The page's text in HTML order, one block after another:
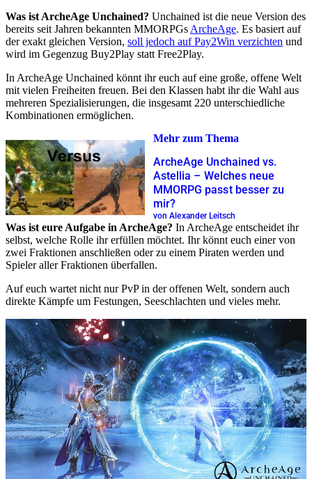
Was ist ArcheAge Unchained? Unchained ist die neue Version des
bereits seit Jahren bekannten MMORPGs ArcheAge. Es basiert auf
der exakt gleichen Version, soll jedoch auf Pay2Win verzichten und
wird im Gegenzug Buy2Play statt Free2Play.
In ArcheAge Unchained könnt ihr euch auf eine große, offene Welt
mit vielen Freiheiten freuen. Bei den Klassen habt ihr die Wahl aus
mehreren Spezialisierungen, die insgesamt 220 unterschiedliche
Kombinationen ermöglichen.
Mehr zum Thema
ArcheAge Unchained vs.
Astellia – Welches neue
MMORPG passt besser zu
mir?
von Alexander Leitsch
Was ist eure Aufgabe in ArcheAge? In ArcheAge entscheidet ihr
selbst, welche Rolle ihr erfüllen möchtet. Ihr könnt euch einer von
zwei Fraktionen anschließen oder zu einem Piraten werden und
Spieler aller Fraktionen überfallen.
Auf euch wartet nicht nur PvP in der offenen Welt, sondern auch
direkte Kämpfe um Festungen, Seeschlachten und vieles mehr.